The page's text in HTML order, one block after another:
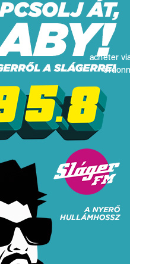
acheter viagra sans
ordonnance